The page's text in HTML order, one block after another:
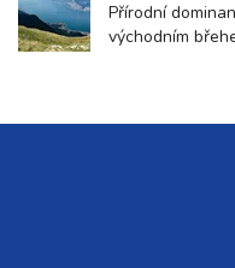
si...
Přírodní dominanta regionu
východním